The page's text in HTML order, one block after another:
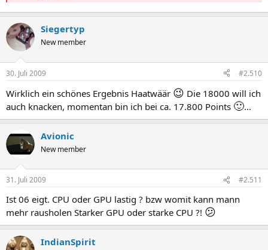
Siegertyp
New member
30. Juli 2009 #2.510
Wirklich ein schönes Ergebnis Haatwäär 😉 Die 18000 will ich
auch knacken, momentan bin ich bei ca. 17.800 Points 🙂...
Avionic
New member
31. Juli 2009 #2.511
Ist 06 eigt. CPU oder GPU lastig ? bzw womit kann mann
mehr rausholen Starker GPU oder starke CPU ?! 😕
IndianSpirit